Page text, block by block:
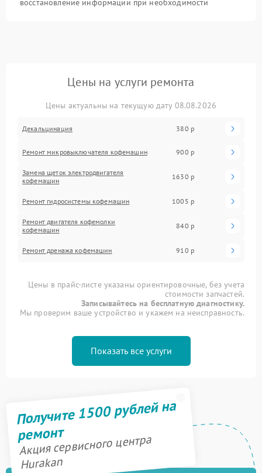
восстановление информации при необходимости
Цены на услуги ремонта
Цены актуальны на текущую дату 08.08.2026
Декальцинация 380 р
Ремонт микровыключателя кофемашин 900 р
Замена щеток электродвигателя
кофемашин
1630 р
Ремонт гидросистемы кофемашин 1005 р
Ремонт двигателя кофемолки
кофемашин
840 р
Ремонт дренажа кофемашин 910 р
Цены в прайс-листе указаны ориентировочные, без учета
стоимости запчастей.
Записывайтесь на бесплатную диагностику.
Мы проверим ваше устройство и укажем на неисправность.
Показать все услуги
Получите 1500 рублей на
ремонт
Акция сервисного центра
Hurakan